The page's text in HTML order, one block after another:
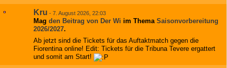
Kru - 7. August 2026, 22:03
Mag den Beitrag von Der Wi im Thema Saisonvorbereitung
2026/2027.
Ab jetzt sind die Tickets für das Auftaktmatch gegen die
Fiorentina online! Edit: Tickets für die Tribuna Tevere ergattert
und somit am Start!